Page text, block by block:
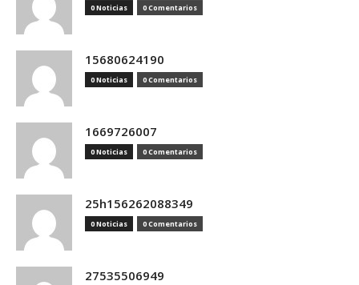
0 Noticias 0 Comentarios
15680624190
0 Noticias 0 Comentarios
1669726007
0 Noticias 0 Comentarios
25h156262088349
0 Noticias 0 Comentarios
27535506949